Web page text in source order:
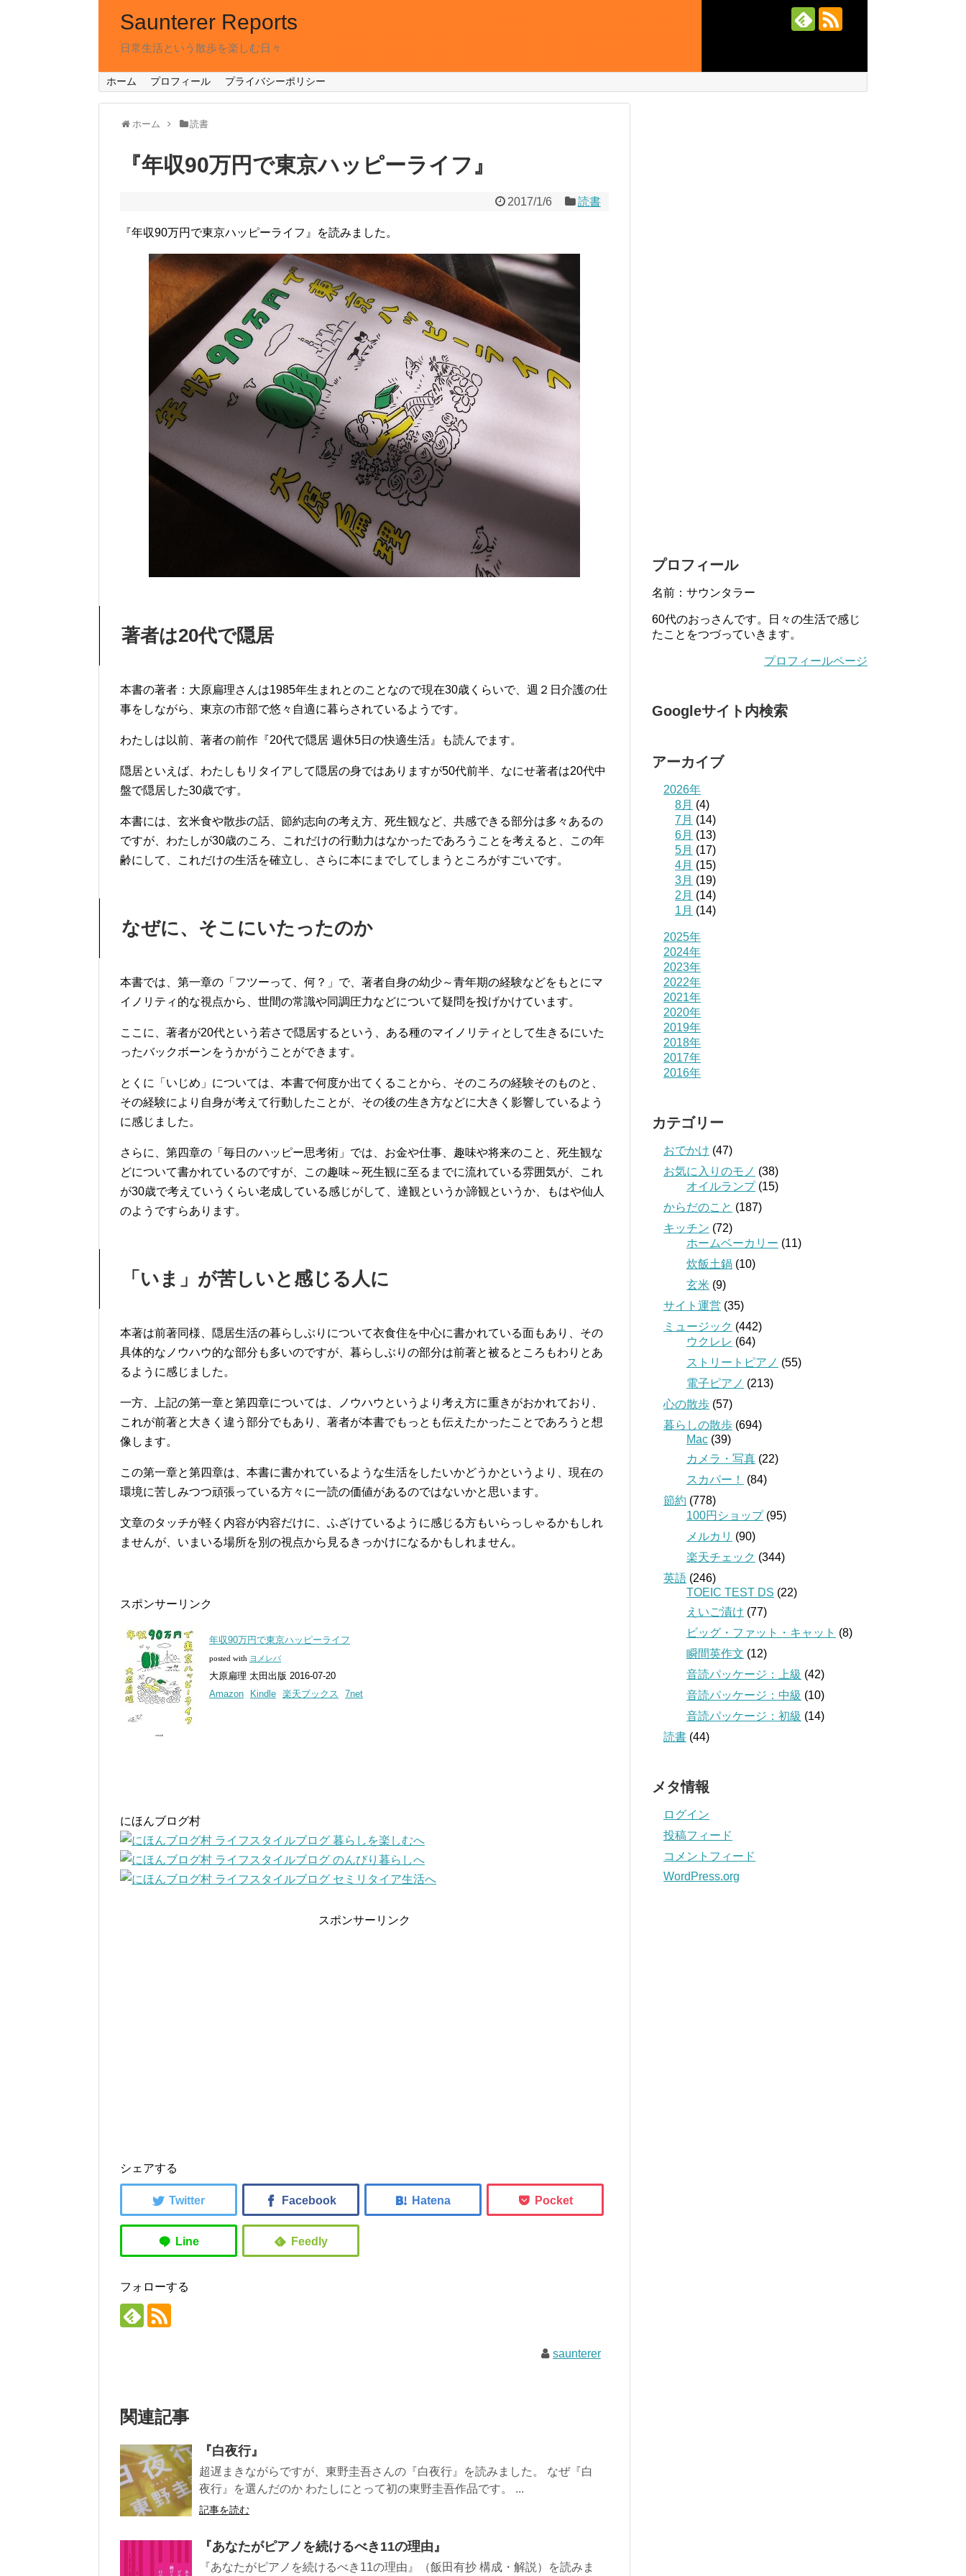
Saunterer Reports
日常生活という散歩を楽しむ日々
ホーム プロフィール プライバシーポリシー
ホーム 読書
『年収90万円で東京ハッピーライフ』
2017/1/6 読書
『年収90万円で東京ハッピーライフ』を読みました。
著者は20代で隠居
本書の著者：大原扁理さんは1985年生まれとのことなので現在30歳くらいで、週２日介護の仕
事をしながら、東京の市部で悠々自適に暮らされているようです。
わたしは以前、著者の前作『20代で隠居 週休5日の快適生活』も読んでます。
隠居といえば、わたしもリタイアして隠居の身ではありますが50代前半、なにせ著者は20代中
盤で隠居した30歳です。
本書には、玄米食や散歩の話、節約志向の考え方、死生観など、共感できる部分は多々あるの
ですが、わたしが30歳のころ、これだけの行動力はなかったであろうことを考えると、この年
齢にして、これだけの生活を確立し、さらに本にまでしてしまうところがすごいです。
なぜに、そこにいたったのか
本書では、第一章の「フツーって、何？」で、著者自身の幼少～青年期の経験などをもとにマ
イノリティ的な視点から、世間の常識や同調圧力などについて疑問を投げかけています。
ここに、著者が20代という若さで隠居するという、ある種のマイノリティとして生きるにいた
ったバックボーンをうかがうことができます。
とくに「いじめ」については、本書で何度か出てくることから、そのころの経験そのものと、
その経験により自身が考えて行動したことが、その後の生き方などに大きく影響しているよう
に感じました。
さらに、第四章の「毎日のハッピー思考術」では、お金や仕事、趣味や将来のこと、死生観な
どについて書かれているのですが、この趣味～死生観に至るまでに流れている雰囲気が、これ
が30歳で考えていうくらい老成している感じがして、達観というか諦観というか、もはや仙人
のようですらあります。
「いま」が苦しいと感じる人に
本著は前著同様、隠居生活の暮らしぶりについて衣食住を中心に書かれている面もあり、その
具体的なノウハウ的な部分も多いのですが、暮らしぶりの部分は前著と被るところもわりとあ
るように感じました。
一方、上記の第一章と第四章については、ノウハウというより考え方に重きがおかれており、
これが前著と大きく違う部分でもあり、著者が本書でもっとも伝えたかったことであろうと想
像します。
この第一章と第四章は、本書に書かれているような生活をしたいかどうかというより、現在の
環境に苦しみつつ頑張っている方々に一読の価値があるのではないかと思います。
文章のタッチが軽く内容が内容だけに、ふざけているように感じる方もいらっしゃるかもしれ
ませんが、いまいる場所を別の視点から見るきっかけになるかもしれません。
スポンサーリンク
年収90万円で東京ハッピーライフ
posted with ヨメレバ
大原扁理 太田出版 2016-07-20
Amazon
Kindle 楽天ブックス 7net
にほんブログ村
スポンサーリンク
シェアする
フォローする
saunterer
関連記事
『白夜行』
超遅まきながらですが、東野圭吾さんの『白夜行』を読みました。 なぜ『白
夜行』を選んだのか わたしにとって初の東野圭吾作品です。 ...
記事を読む
『あなたがピアノを続けるべき11の理由』
『あなたがピアノを続けるべき11の理由』（飯田有抄 構成・解説）を読みま
プロフィール
名前：サウンタラー
60代のおっさんです。日々の生活で感じ
たことをつづっていきます。
プロフィールページ
Googleサイト内検索
アーカイブ
2026年
8月 (4)
7月 (14)
6月 (13)
5月 (17)
4月 (15)
3月 (19)
2月 (14)
1月 (14)
2025年
2024年
2023年
2022年
2021年
2020年
2019年
2018年
2017年
2016年
カテゴリー
おでかけ (47)
お気に入りのモノ (38)
オイルランプ(15)
からだのこと (187)
キッチン (72)
ホームベーカリー (11)
炊飯土鍋 (10)
玄米 (9)
サイト運営 (35)
ミュージック (442)
ウクレレ (64)
ストリートピアノ (55)
電子ピアノ (213)
心の散歩 (57)
暮らしの散歩 (694)
Mac (39)
カメラ・写真 (22)
スカパー！
(84)
節約 (778)
100円ショップ(95)
メルカリ (90)
楽天チェック (344)
英語 (246)
TOEIC TEST DS (22)
えいご漬け (77)
ビッグ・ファット・キャット (8)
瞬間英作文 (12)
音読パッケージ：上級 (42)
音読パッケージ：中級 (10)
音読パッケージ：初級 (14)
読書 (44)
メタ情報
ログイン
投稿フィード
コメントフィード
WordPress.org